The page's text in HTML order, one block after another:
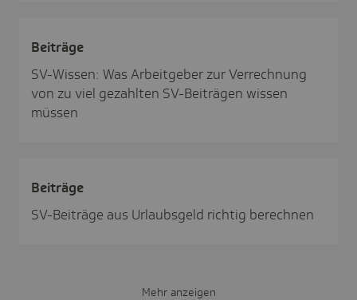
Beiträge
SV-Wissen: Was Arbeitgeber zur Verrechnung
von zu viel gezahlten SV-Beiträgen wissen
müssen
Beiträge
SV-Beiträge aus Urlaubsgeld richtig berechnen
Mehr anzeigen